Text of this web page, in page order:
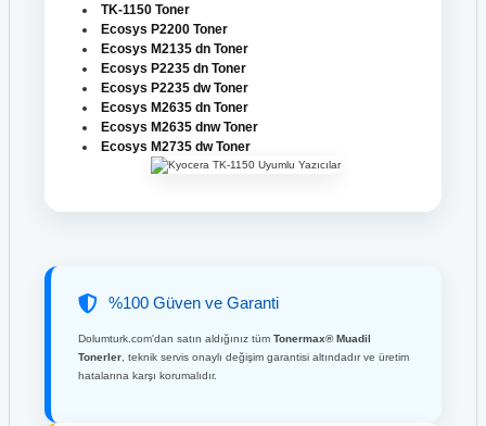
TK-1150 Toner
Ecosys P2200 Toner
Ecosys M2135 dn Toner
Ecosys P2235 dn Toner
Ecosys P2235 dw Toner
Ecosys M2635 dn Toner
Ecosys M2635 dnw Toner
Ecosys M2735 dw Toner
%100 Güven ve Garanti
Dolumturk.com'dan satın aldığınız tüm Tonermax® Muadil
Tonerler, teknik servis onaylı değişim garantisi altındadır ve üretim
hatalarına karşı korumalıdır.